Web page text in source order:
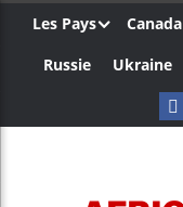
Les Pays Canada
Russie
Ukraine